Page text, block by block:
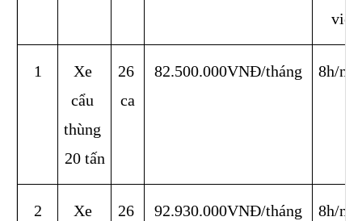
việc
1
Xe
cẩu
thùng
20 tấn
26
ca
82.500.000VNĐ/tháng 8h/
2
Xe
26
92.930.000VNĐ/tháng 8h/